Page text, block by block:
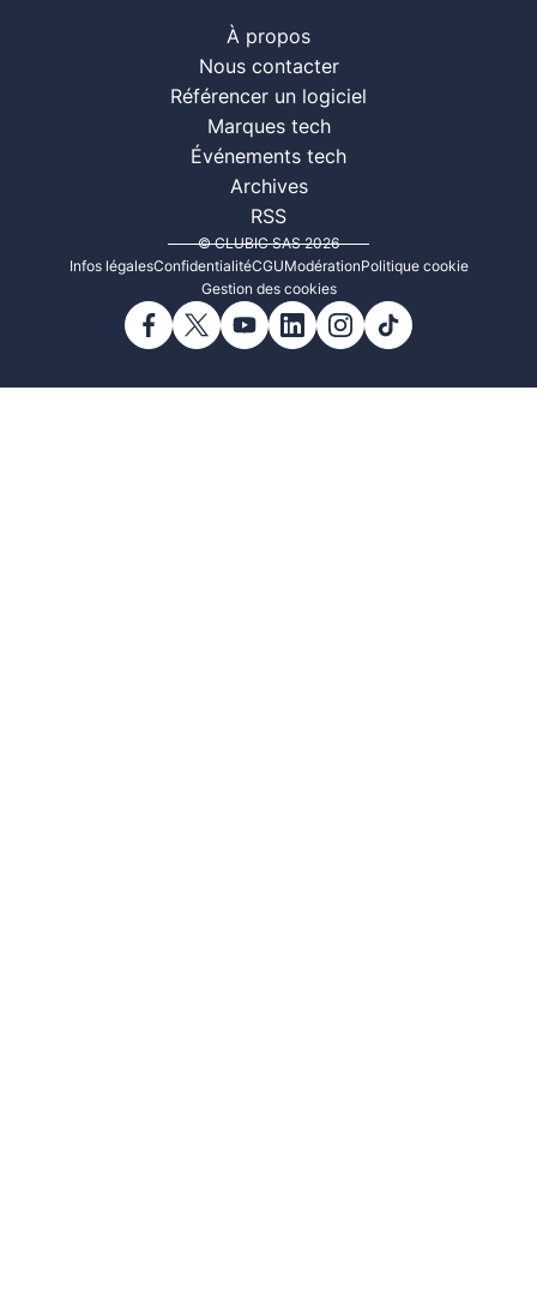
À propos
Nous contacter
Référencer un logiciel
Marques tech
Événements tech
Archives
RSS
© CLUBIC SAS 2026
Infos légalesConfidentialitéCGUModérationPolitique cookie
Gestion des cookies